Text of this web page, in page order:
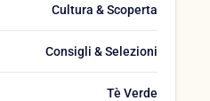
Cultura & Scoperta
Consigli & Selezioni
Tè Verde